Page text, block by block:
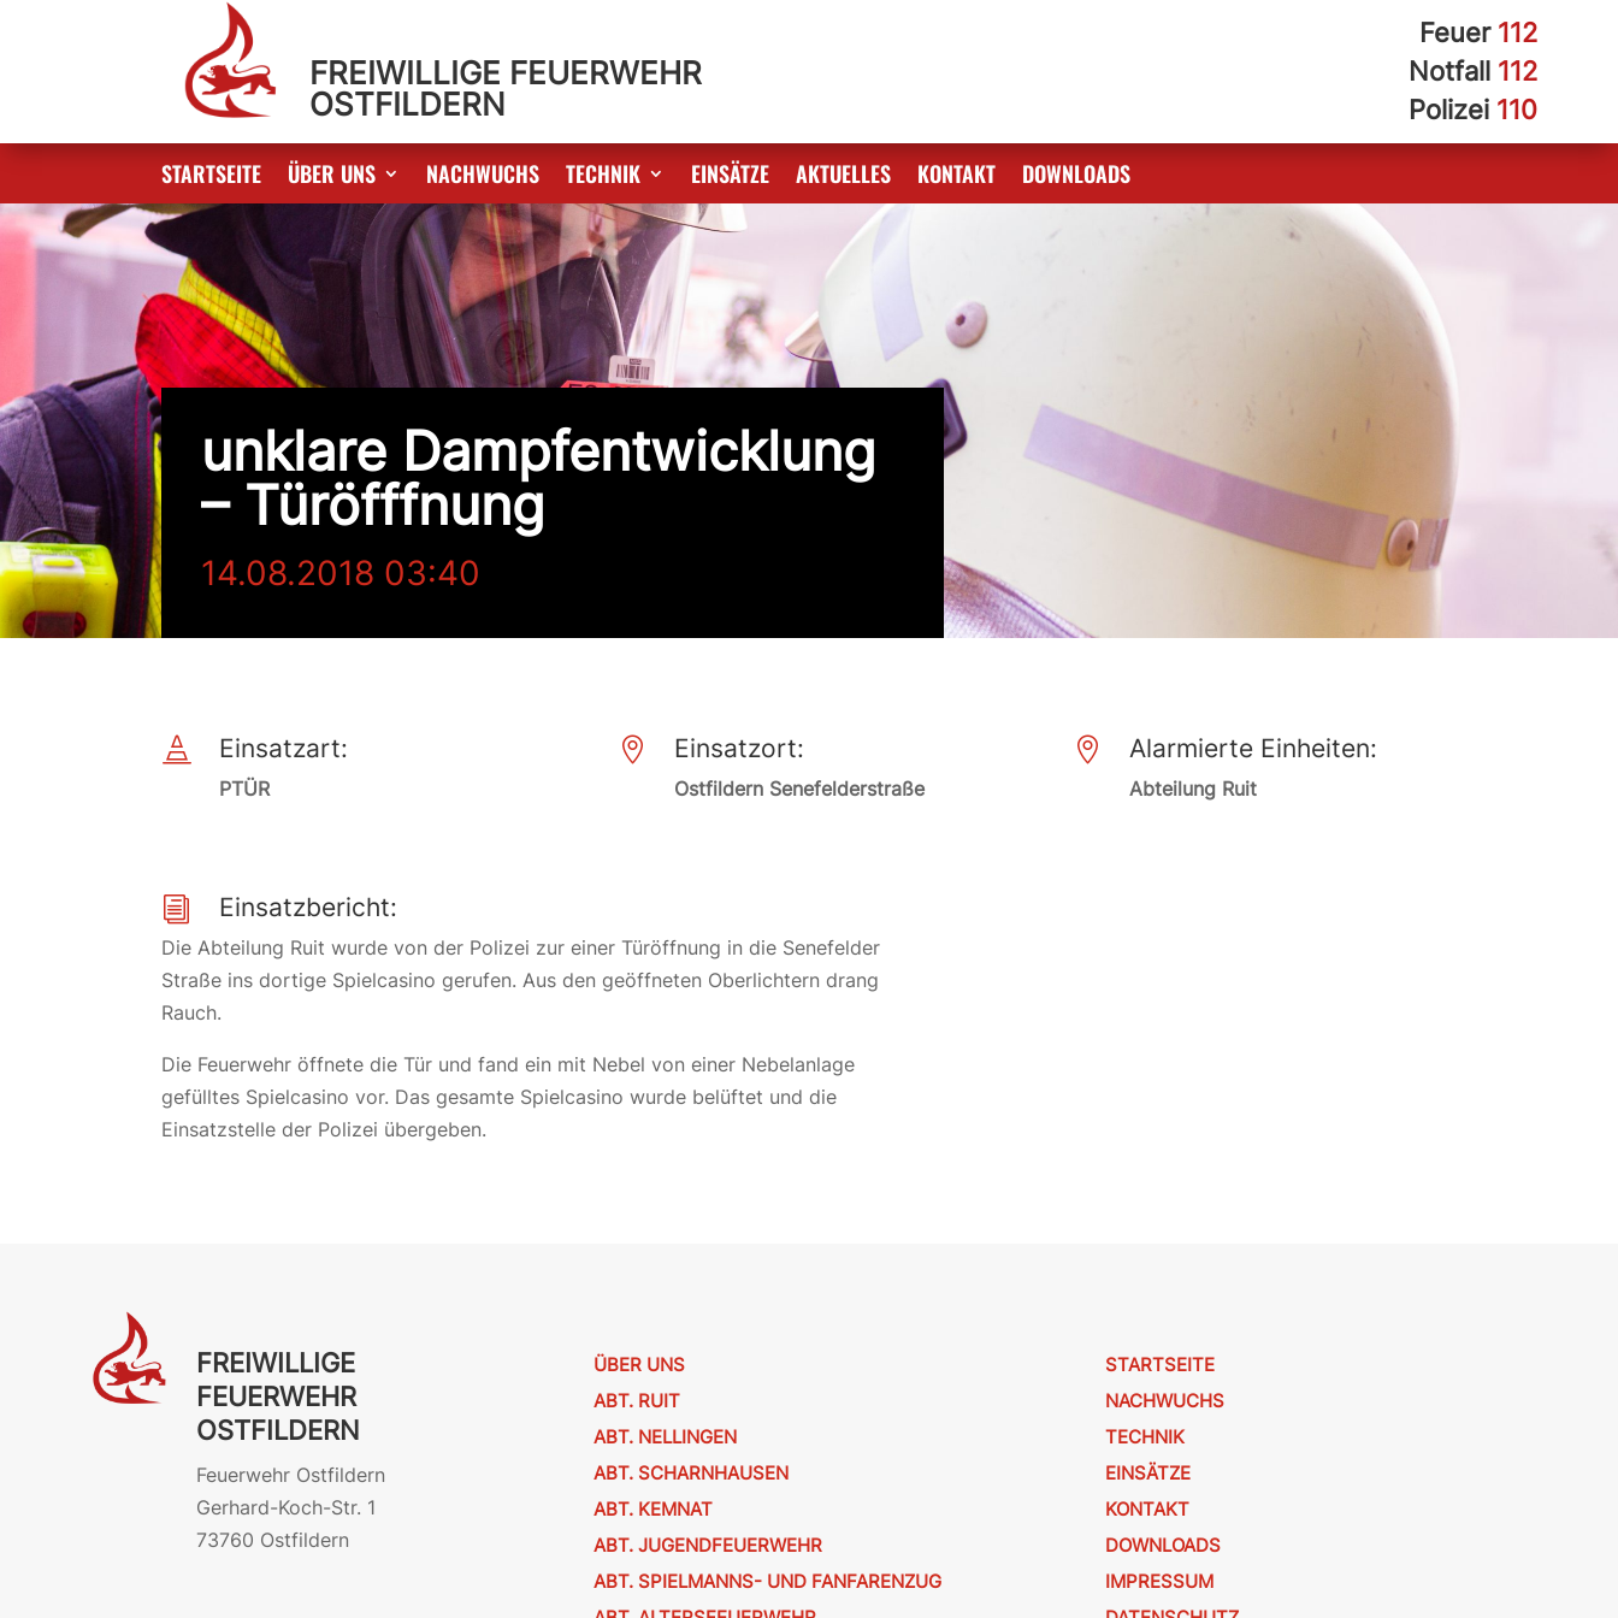
FREIWILLIGE FEUERWEHR
OSTFILDERN
Feuer 112
Notfall 112
Polizei 110
STARTSEITE ÜBER UNS NACHWUCHS TECHNIK EINSÄTZE AKTUELLES KONTAKT DOWNLOADS
unklare Dampfentwicklung
– Türöfffnung
14.08.2018 03:40
 Einsatzart:
PTÜR
 Einsatzort:
Ostfildern Senefelderstraße
 Alarmierte Einheiten:
Abteilung Ruit
i Einsatzbericht:
Die Abteilung Ruit wurde von der Polizei zur einer Türöffnung in die Senefelder
Straße ins dortige Spielcasino gerufen. Aus den geöffneten Oberlichtern drang
Rauch.
Die Feuerwehr öffnete die Tür und fand ein mit Nebel von einer Nebelanlage
gefülltes Spielcasino vor. Das gesamte Spielcasino wurde belüftet und die
Einsatzstelle der Polizei übergeben.
FREIWILLIGE
FEUERWEHR
OSTFILDERN
Feuerwehr Ostfildern
Gerhard-Koch-Str. 1
73760 Ostfildern
ÜBER UNS
ABT. RUIT
ABT. NELLINGEN
ABT. SCHARNHAUSEN
ABT. KEMNAT
ABT. JUGENDFEUERWEHR
ABT. SPIELMANNS- UND FANFARENZUG
STARTSEITE
NACHWUCHS
TECHNIK
EINSÄTZE
KONTAKT
DOWNLOADS
IMPRESSUM